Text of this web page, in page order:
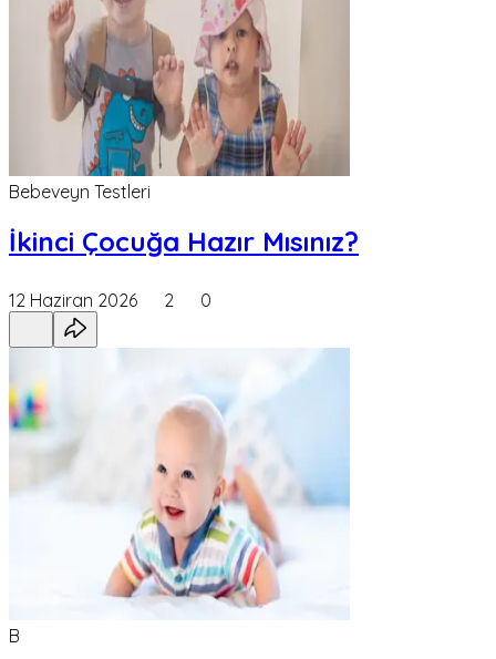
Bebeveyn Testleri
İkinci Çocuğa Hazır Mısınız?
12 Haziran 2026 2 0
B